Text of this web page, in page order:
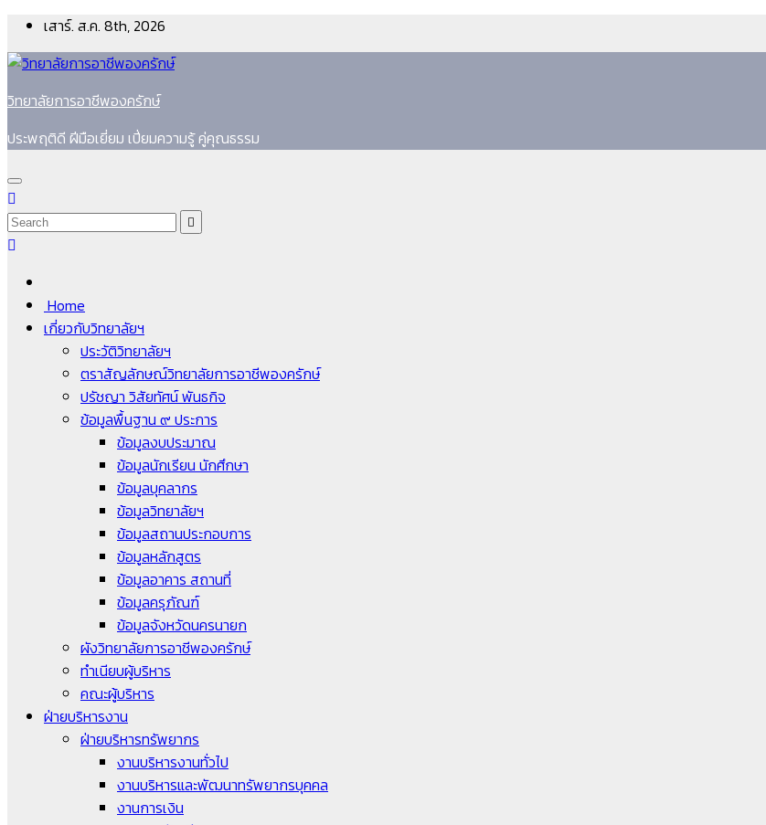
Skip
to
content
เสาร์. ส.ค. 8th, 2026
วิทยาลัยการอาชีพองครักษ์
ประพฤติดี ฝีมือเยี่ยม เปี่ยมความรู้ คู่คุณธรรม
Home
เกี่ยวกับวิทยาลัยฯ
ประวัติวิทยาลัยฯ
ตราสัญลักษณ์วิทยาลัยการอาชีพองครักษ์
ปรัชญา วิสัยทัศน์ พันธกิจ
ข้อมูลพื้นฐาน ๙ ประการ
ข้อมูลงบประมาณ
ข้อมูลนักเรียน นักศึกษา
ข้อมูลบุคลากร
ข้อมูลวิทยาลัยฯ
ข้อมูลสถานประกอบการ
ข้อมูลหลักสูตร
ข้อมูลอาคาร สถานที่
ข้อมูลครุภัณฑ์
ข้อมูลจังหวัดนครนายก
ผังวิทยาลัยการอาชีพองครักษ์
ทำเนียบผู้บริหาร
คณะผู้บริหาร
ฝ่ายบริหารงาน
ฝ่ายบริหารทรัพยากร
งานบริหารงานทั่วไป
งานบริหารและพัฒนาทรัพยากรบุคคล
งานการเงิน